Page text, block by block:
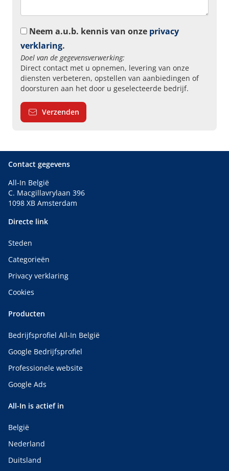
Neem a.u.b. kennis van onze privacy
verklaring.
Doel van de gegevensverwerking:
Direct contact met u opnemen, levering van onze
diensten verbeteren, opstellen van aanbiedingen of
doorsturen aan het door u geselecteerde bedrijf.
Verzenden
Contact gegevens
All-In België
C. Macgillavrylaan 396
1098 XB Amsterdam
Directe link
Steden
Categorieën
Privacy verklaring
Cookies
Producten
Bedrijfsprofiel All-In België
Google Bedrijfsprofiel
Professionele website
Google Ads
All-In is actief in
België
Nederland
Duitsland